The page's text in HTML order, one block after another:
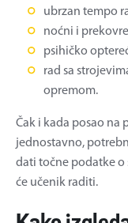
ubrzan tempo
noćni i
psihičko
rad sa
opremom.
Čak i kada posao na
jednostavno,
dati točne podatke
će učenik raditi.